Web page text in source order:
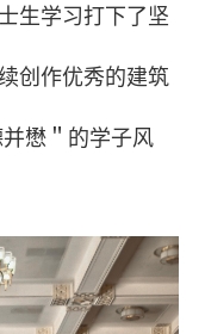
生学习打下了坚
创作优秀的建筑
懋＂的学子风